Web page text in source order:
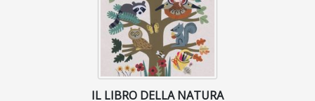
IL LIBRO DELLA NATURA